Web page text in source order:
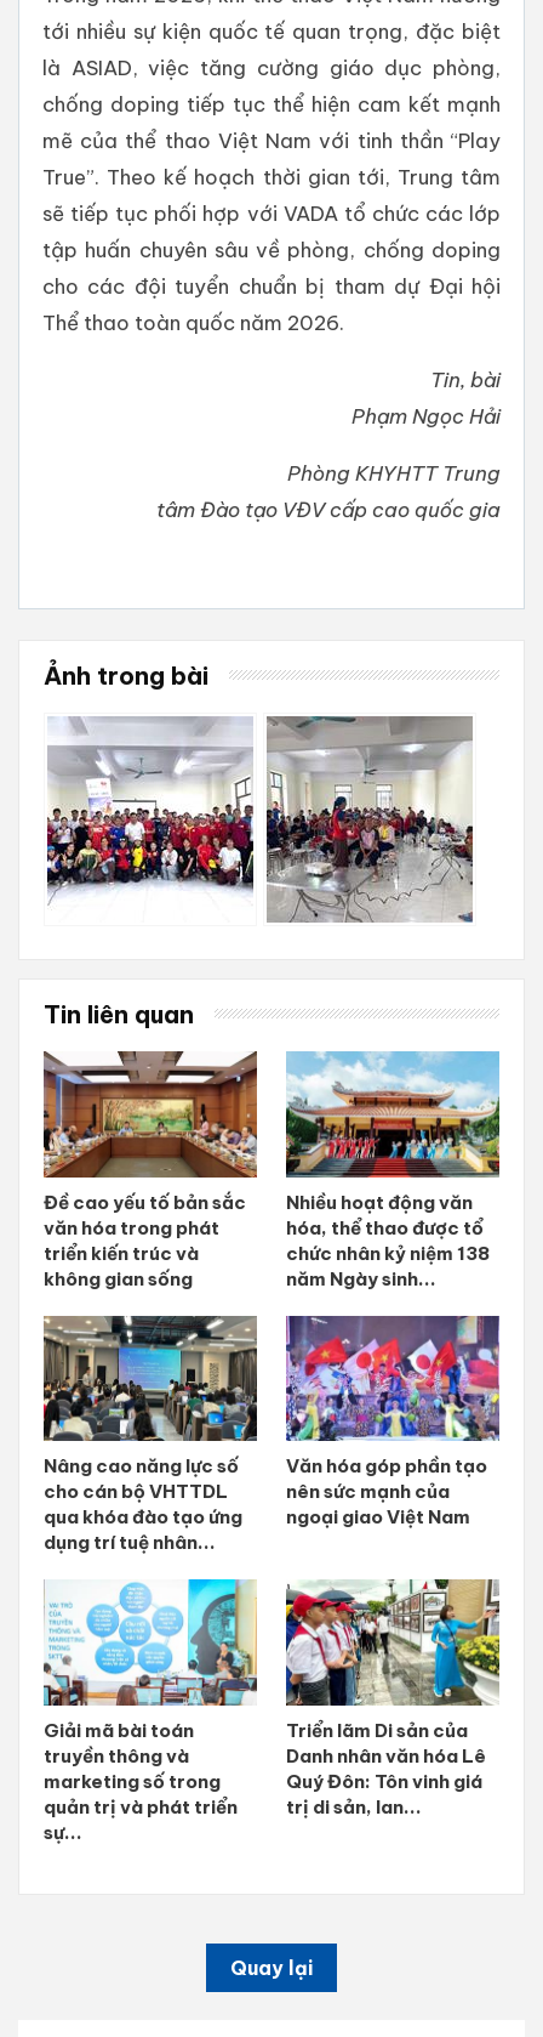
tới nhiều sự kiện quốc tế quan trọng, đặc biệt
là ASIAD, việc tăng cường giáo dục phòng,
chống doping tiếp tục thể hiện cam kết mạnh
mẽ của thể thao Việt Nam với tinh thần “Play
True”. Theo kế hoạch thời gian tới, Trung tâm
sẽ tiếp tục phối hợp với VADA tổ chức các lớp
tập huấn chuyên sâu về phòng, chống doping
cho các đội tuyển chuẩn bị tham dự Đại hội
Thể thao toàn quốc năm 2026.
Tin, bài
Phạm Ngọc Hải
Phòng KHYHTT Trung
tâm Đào tạo VĐV cấp cao quốc gia
Ảnh trong bài
Tin liên quan
Đề cao yếu tố bản sắc
văn hóa trong phát
triển kiến trúc và
không gian sống
Nhiều hoạt động văn
hóa, thể thao được tổ
chức nhân kỷ niệm 138
năm Ngày sinh...
Nâng cao năng lực số
cho cán bộ VHTTDL
qua khóa đào tạo ứng
dụng trí tuệ nhân...
Văn hóa góp phần tạo
nên sức mạnh của
ngoại giao Việt Nam
Giải mã bài toán
truyền thông và
marketing số trong
quản trị và phát triển
sự...
Triển lãm Di sản của
Danh nhân văn hóa Lê
Quý Đôn: Tôn vinh giá
trị di sản, lan...
Quay lại